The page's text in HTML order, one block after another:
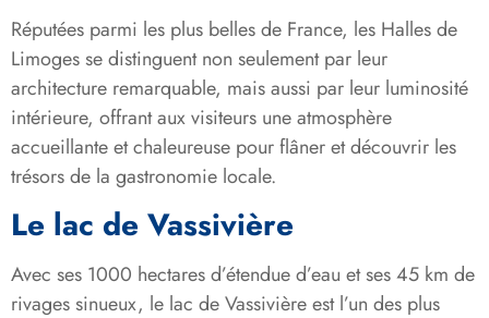
Réputées parmi les plus belles de France, les Halles de
Limoges se distinguent non seulement par leur
architecture remarquable, mais aussi par leur luminosité
intérieure, offrant aux visiteurs une atmosphère
accueillante et chaleureuse pour flâner et découvrir les
trésors de la gastronomie locale.
Le lac de Vassivière
Avec ses 1000 hectares d’étendue d’eau et ses 45 km de
rivages sinueux, le lac de Vassivière est l’un des plus